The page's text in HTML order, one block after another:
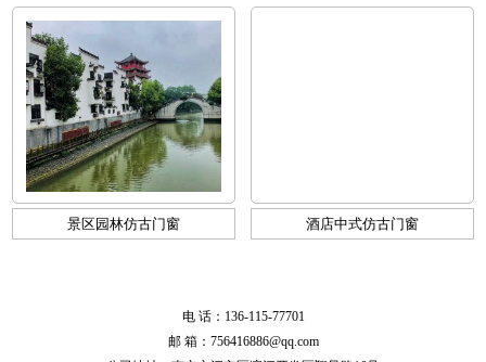
景区园林仿古门窗 酒店中式仿古门窗
电 话：136-115-77701
邮 箱：756416886@qq.com